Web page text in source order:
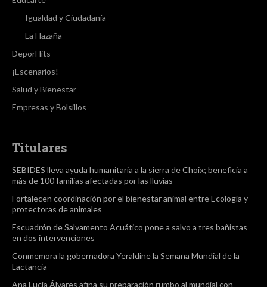
Igualdad y Ciudadanía
La Hazaña
DeporHits
¡Escenarios!
Salud y Bienestar
Empresas y Bolsillos
Titulares
SEBIDES lleva ayuda humanitaria a la sierra de Choix; beneficia a
más de 100 familias afectadas por las lluvias
Fortalecen coordinación por el bienestar animal entre Ecología y
protectoras de animales
Escuadrón de Salvamento Acuático pone a salvo a tres bañistas
en dos intervenciones
Conmemora la gobernadora Yeraldine la Semana Mundial de la
Lactancia
Ana Lucía Álvares afina su preparación rumbo al mundial con